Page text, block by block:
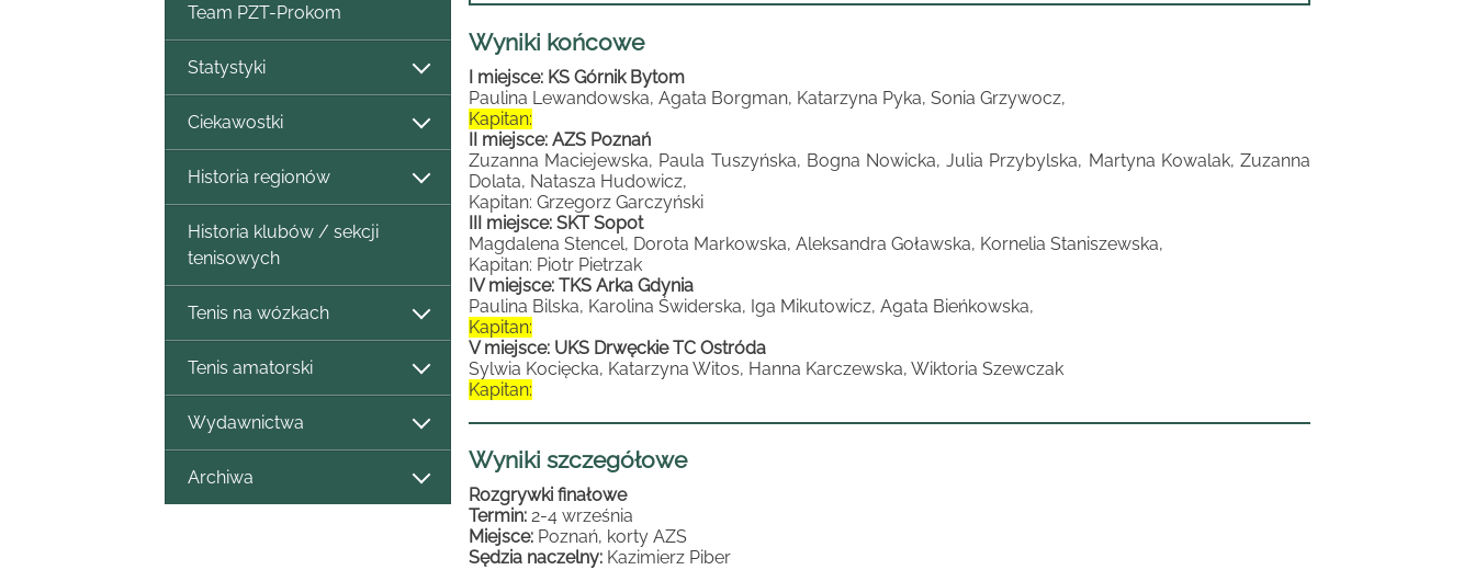
Team PZT-Prokom
Statystyki
Ciekawostki
Historia regionów
Historia klubów / sekcji
tenisowych
Tenis na wózkach
Tenis amatorski
Wydawnictwa
Archiwa
Wyniki końcowe
I miejsce: KS Górnik Bytom
Paulina Lewandowska, Agata Borgman, Katarzyna Pyka, Sonia Grzywocz,
Kapitan:
II miejsce: AZS Poznań
Zuzanna Maciejewska, Paula Tuszyńska, Bogna Nowicka, Julia Przybylska, Martyna Kowalak, Zuzanna
Dolata, Natasza Hudowicz,
Kapitan: Grzegorz Garczyński
III miejsce: SKT Sopot
Magdalena Stencel, Dorota Markowska, Aleksandra Goławska, Kornelia Staniszewska,
Kapitan: Piotr Pietrzak
IV miejsce: TKS Arka Gdynia
Paulina Bilska, Karolina Świderska, Iga Mikutowicz, Agata Bieńkowska,
Kapitan:
V miejsce: UKS Drwęckie TC Ostróda
Sylwia Kocięcka, Katarzyna Witos, Hanna Karczewska, Wiktoria Szewczak
Kapitan:
Wyniki szczegółowe
Rozgrywki finałowe
Termin: 2-4 września
Miejsce: Poznań, korty AZS
Sędzia naczelny: Kazimierz Piber